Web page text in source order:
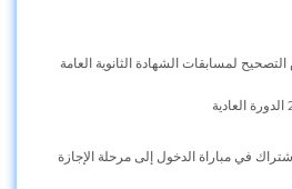
لمسابقات الشهادة الثانوية العامة
في مباراة الدخول إلى مرحلة الإجازة